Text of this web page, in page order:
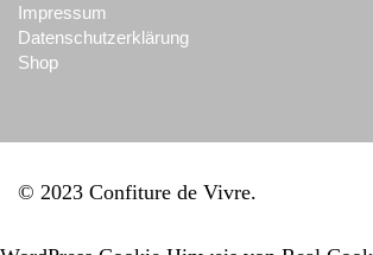
Impressum
Datenschutzerklärung
Shop
© 2023 Confiture de Vivre